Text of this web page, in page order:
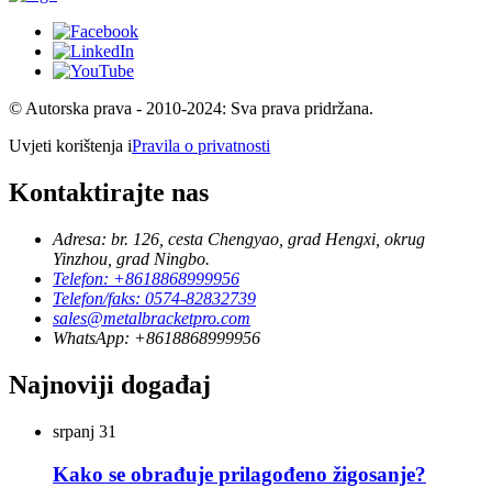
© Autorska prava - 2010-2024: Sva prava pridržana.
Uvjeti korištenja iPravila o privatnosti
Kontaktirajte nas
Adresa: br. 126, cesta Chengyao, grad Hengxi, okrug
Yinzhou, grad Ningbo.
Telefon: +8618868999956
Telefon/faks: 0574-82832739
sales@metalbracketpro.com
WhatsApp: +8618868999956
Najnoviji događaj
srpanj 31
Kako se obrađuje prilagođeno žigosanje?